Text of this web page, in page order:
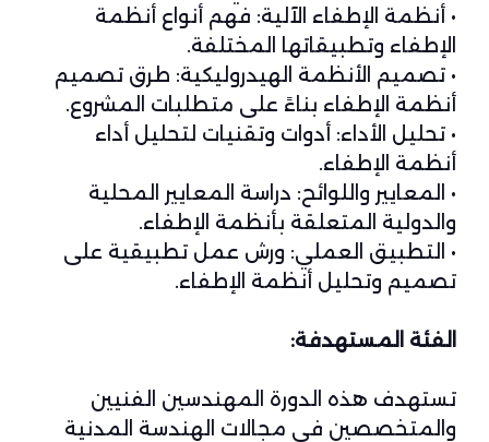
• أنظمة الإطفاء الآلية: فهم أنواع أنظمة
الإطفاء وتطبيقاتها المختلفة.
• تصميم الأنظمة الهيدروليكية: طرق تصميم
أنظمة الإطفاء بناءً على متطلبات المشروع.
• تحليل الأداء: أدوات وتقنيات لتحليل أداء
أنظمة الإطفاء.
• المعايير واللوائح: دراسة المعايير المحلية
والدولية المتعلقة بأنظمة الإطفاء.
• التطبيق العملي: ورش عمل تطبيقية على
تصميم وتحليل أنظمة الإطفاء.
الفئة المستهدفة:
تستهدف هذه الدورة المهندسين الفنيين
والمتخصصين في مجالات الهندسة المدنية